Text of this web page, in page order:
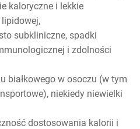
kaloryczne i lekkie
subkliniczne, spadki
i zdolności
białkowego w osoczu (w tym
niekiedy niewielki
dostosowania kalorii i